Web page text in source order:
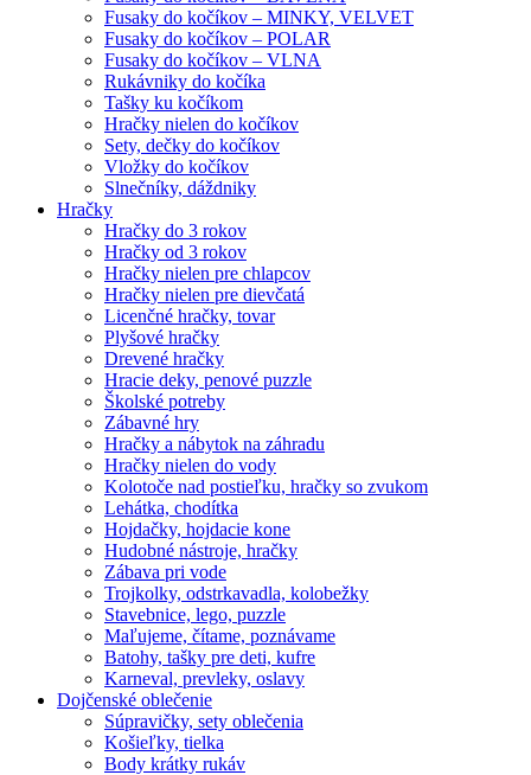
Fusaky do kočíkov – MINKY, VELVET
Fusaky do kočíkov – POLAR
Fusaky do kočíkov – VLNA
Rukávniky do kočíka
Tašky ku kočíkom
Hračky nielen do kočíkov
Sety, dečky do kočíkov
Vložky do kočíkov
Slnečníky, dáždniky
Hračky
Hračky do 3 rokov
Hračky od 3 rokov
Hračky nielen pre chlapcov
Hračky nielen pre dievčatá
Licenčné hračky, tovar
Plyšové hračky
Drevené hračky
Hracie deky, penové puzzle
Školské potreby
Zábavné hry
Hračky a nábytok na záhradu
Hračky nielen do vody
Kolotoče nad postieľku, hračky so zvukom
Lehátka, chodítka
Hojdačky, hojdacie kone
Hudobné nástroje, hračky
Zábava pri vode
Trojkolky, odstrkavadla, kolobežky
Stavebnice, lego, puzzle
Maľujeme, čítame, poznávame
Batohy, tašky pre deti, kufre
Karneval, prevleky, oslavy
Dojčenské oblečenie
Súpravičky, sety oblečenia
Košieľky, tielka
Body krátky rukáv